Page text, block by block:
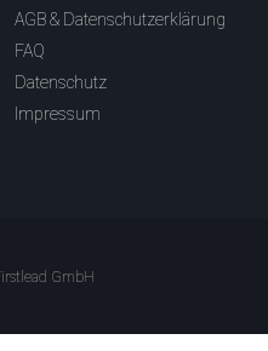
AGB & Datenschutzerklärung
FAQ
Datenschutz
Impressum
GmbH